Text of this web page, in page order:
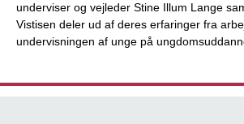
underviser og vejleder Stine Illum Lange
Vistisen deler ud af deres erfaringer fra
undervisningen af unge på